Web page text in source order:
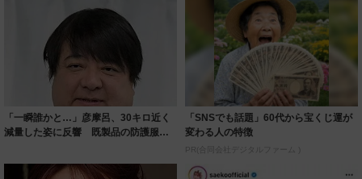
「一瞬誰かと…」彦摩呂、30キロ近く
減量した姿に反響 既製品の防護服が
「SNSでも話題」60代から宝くじ運が
変わる人の特徴
PR(合同会社デジタルファーム )